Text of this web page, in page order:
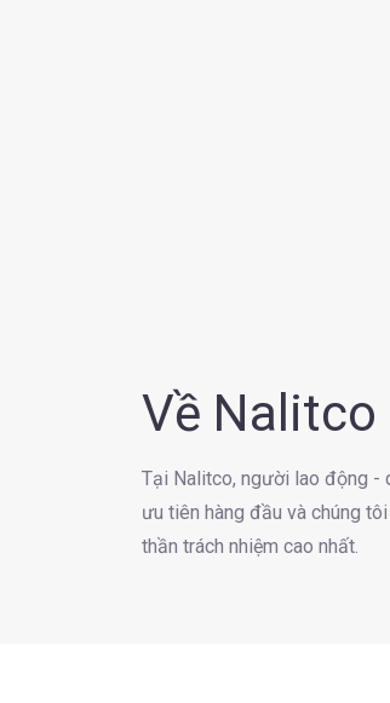
Về Nalitco
Tại Nalitco, người lao động -
ưu tiên hàng đầu và chúng
thần trách nhiệm cao nhất.